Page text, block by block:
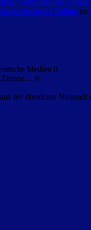
Philipp zu
Medien 0
Zitrone… 0
der dresdener Neustadt